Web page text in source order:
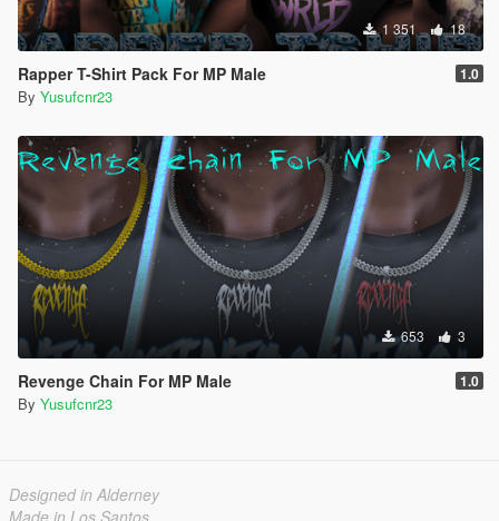
1 351 18
Rapper T-Shirt Pack For MP Male 1.0
By Yusufcnr23
653 3
Revenge Chain For MP Male 1.0
By Yusufcnr23
Designed in Alderney